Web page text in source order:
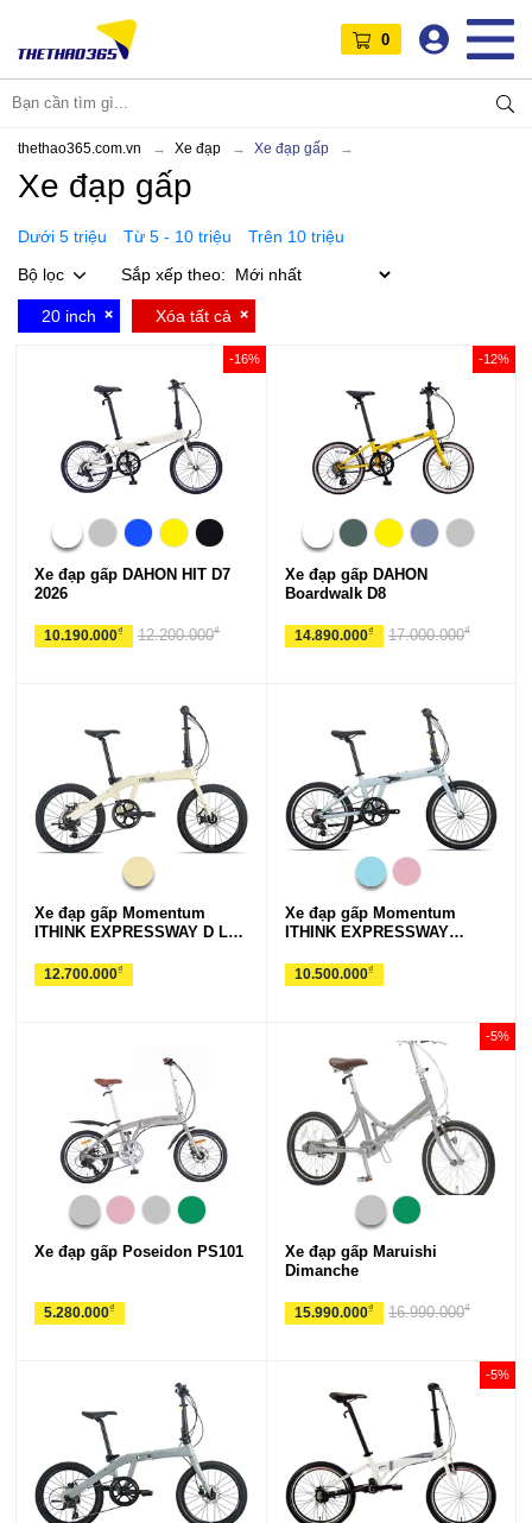
0
thethao365.com.vn Xe đạp Xe đạp gấp
Xe đạp gấp
Dưới 5 triệu Từ 5 - 10 triệu
Trên 10 triệu
Bộ lọc
Sắp xếp theo:
20 inch Xóa tất cả
Xe đạp gấp DAHON HIT D7
2026
10.190.000₫
-16%
12.200.000₫
Xe đạp gấp DAHON
Boardwalk D8
14.890.000₫
-12%
17.000.000₫
Xe đạp gấp Momentum
ITHINK EXPRESSWAY D LTD
12.700.000₫
Xe đạp gấp Momentum
ITHINK EXPRESSWAY
10.500.000₫
Xe đạp gấp Poseidon PS101
5.280.000₫
Xe đạp gấp Maruishi
Dimanche
15.990.000₫
-5%
16.990.000₫
-5%